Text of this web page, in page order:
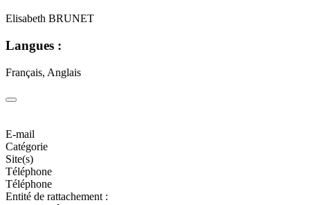
Elisabeth BRUNET
Langues :
Français, Anglais
E-mail
Catégorie
Site(s)
Téléphone
Téléphone
Entité de rattachement :